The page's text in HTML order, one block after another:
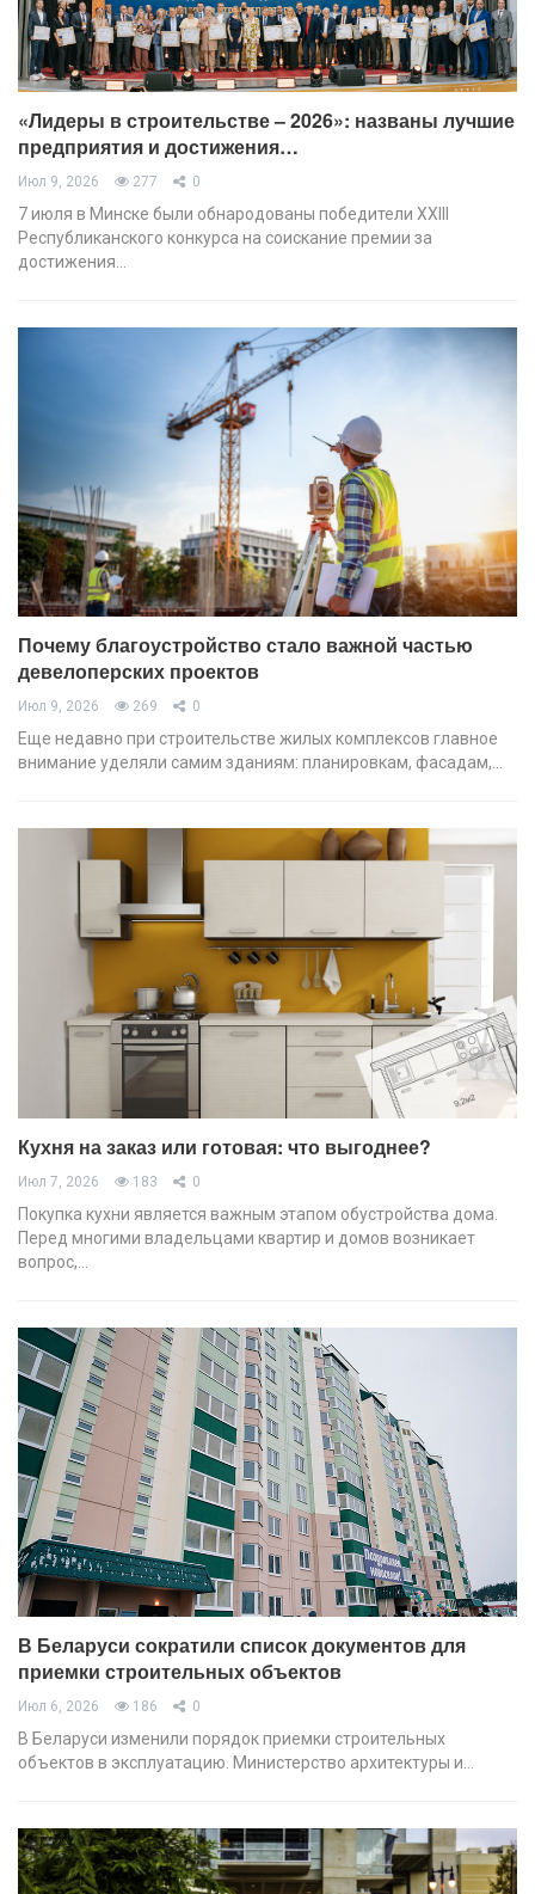
«Лидеры в строительстве – 2026»: названы лучшие
предприятия и достижения…
Июл 9, 2026 277 0
7 июля в Минске были обнародованы победители XХIII
Республиканского конкурса на соискание премии за
достижения…
Почему благоустройство стало важной частью
девелоперских проектов
Июл 9, 2026 269 0
Еще недавно при строительстве жилых комплексов главное
внимание уделяли самим зданиям: планировкам, фасадам,…
Кухня на заказ или готовая: что выгоднее?
Июл 7, 2026 183 0
Покупка кухни является важным этапом обустройства дома.
Перед многими владельцами квартир и домов возникает
вопрос,…
В Беларуси сократили список документов для
приемки строительных объектов
Июл 6, 2026 186 0
В Беларуси изменили порядок приемки строительных
объектов в эксплуатацию. Министерство архитектуры и…